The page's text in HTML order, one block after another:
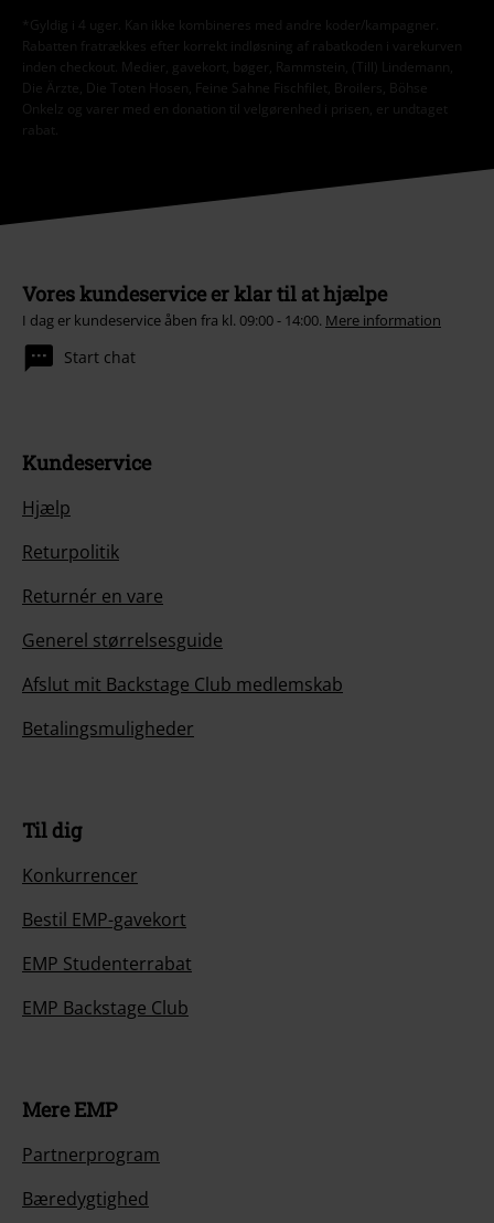
*Gyldig i 4 uger. Kan ikke kombineres med andre koder/kampagner.
Rabatten fratrækkes efter korrekt indløsning af rabatkoden i varekurven
inden checkout. Medier, gavekort, bøger, Rammstein, (Till) Lindemann,
Die Ärzte, Die Toten Hosen, Feine Sahne Fischfilet, Broilers, Böhse
Onkelz og varer med en donation til velgørenhed i prisen, er undtaget
rabat.
Vores kundeservice er klar til at hjælpe
I dag er kundeservice åben fra kl. 09:00 - 14:00. Mere information
Start chat
Kundeservice
Hjælp
Returpolitik
Returnér en vare
Generel størrelsesguide
Afslut mit Backstage Club medlemskab
Betalingsmuligheder
Til dig
Konkurrencer
Bestil EMP-gavekort
EMP Studenterrabat
EMP Backstage Club
Mere EMP
Partnerprogram
Bæredygtighed